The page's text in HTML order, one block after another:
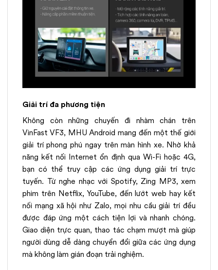
Giải trí đa phương tiện
Không còn những chuyến đi nhàm chán trên
VinFast VF3, MHU Android mang đến một thế giới
giải trí phong phú ngay trên màn hình xe. Nhờ khả
năng kết nối Internet ổn định qua Wi-Fi hoặc 4G,
bạn có thể truy cập các ứng dụng giải trí trực
tuyến. Từ nghe nhạc với Spotify, Zing MP3, xem
phim trên Netflix, YouTube, đến lướt web hay kết
nối mạng xã hội như Zalo, mọi nhu cầu giải trí đều
được đáp ứng một cách tiện lợi và nhanh chóng.
Giao diện trực quan, thao tác chạm mượt mà giúp
người dùng dễ dàng chuyển đổi giữa các ứng dụng
mà không làm gián đoạn trải nghiệm.